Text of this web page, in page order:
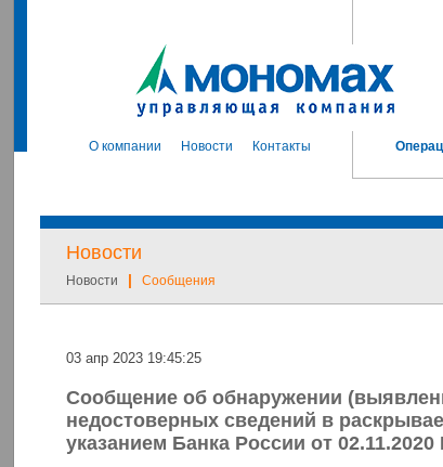
О компании Новости Контакты
Новости
Новости | Сообщения
03 апр 2023 19:45:25
Сообщение об обнаружении
недостоверных сведений в
указанием Банка России от